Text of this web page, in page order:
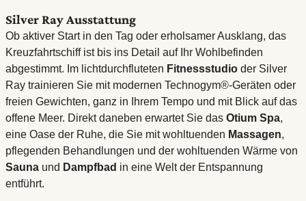
Silver Ray Ausstattung
Ob aktiver Start in den Tag oder erholsamer Ausklang, das
Kreuzfahrtschiff ist bis ins Detail auf Ihr Wohlbefinden
abgestimmt. Im lichtdurchfluteten Fitnessstudio der Silver
Ray trainieren Sie mit modernen Technogym®-Geräten oder
freien Gewichten, ganz in Ihrem Tempo und mit Blick auf das
offene Meer. Direkt daneben erwartet Sie das Otium Spa,
eine Oase der Ruhe, die Sie mit wohltuenden Massagen,
pflegenden Behandlungen und der wohltuenden Wärme von
Sauna und Dampfbad in eine Welt der Entspannung
entführt.